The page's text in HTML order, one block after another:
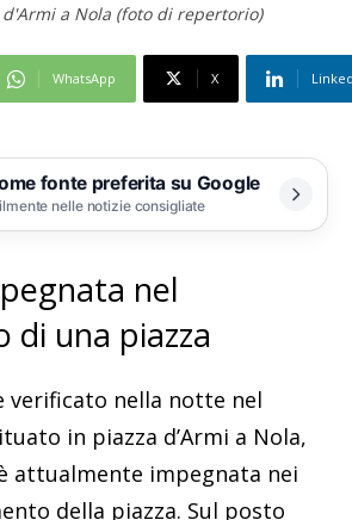
a Nola (foto di repertorio)
WhatsApp X
fonte preferita su Google
nelle notizie consigliate
nel
di una piazza
verificato nella notte nel
in piazza d’Armi a Nola,
attualmente impegnata nei
della piazza. Sul posto